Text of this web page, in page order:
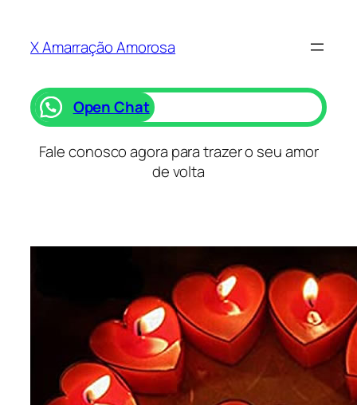
X Amarração Amorosa
Open Chat
Fale conosco agora para trazer o seu amor
de volta